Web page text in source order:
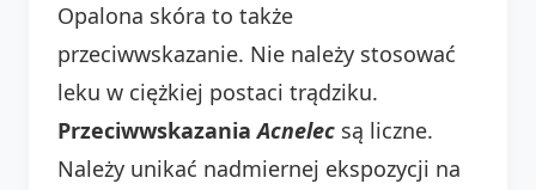
Opalona skóra to także
przeciwwskazanie. Nie należy stosować
leku w ciężkiej postaci trądziku.
PrzeciwwskazaniaAcnelec są liczne.
Należy unikać nadmiernej ekspozycji na